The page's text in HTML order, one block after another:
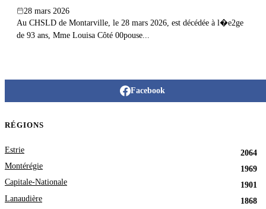
28 mars 2026
Au CHSLD de Montarville, le 28 mars 2026, est décédée à l�e2ge
de 93 ans, Mme Louisa Côté 00pouse...
Facebook
RÉGIONS
Estrie
2064
Montérégie
1969
Capitale-Nationale
1901
Lanaudière
1868